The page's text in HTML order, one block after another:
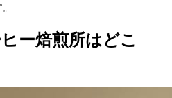
ー焙煎所はどこ